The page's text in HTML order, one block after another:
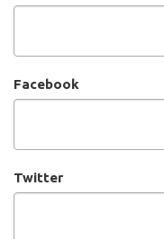
Facebook
Twitter